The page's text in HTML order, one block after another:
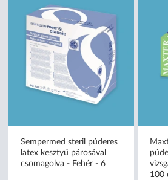
Sempermed steril púderes
latex kesztyű párosával
csomagolva - Fehér - 6
100